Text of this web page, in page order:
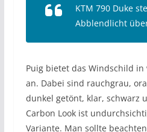
KTM 790 Duke
Abblendlicht
Puig bietet das Windschild in
an. Dabei sind rauchgrau,
dunkel getönt, klar, schwarz
Carbon Look ist
Variante. Man sollte